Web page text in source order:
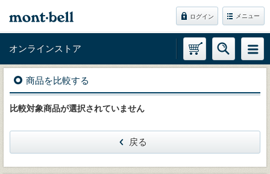
ログイン メニュー
オンラインストア
商品を比較する
比較対象商品が選択されていません
戻る